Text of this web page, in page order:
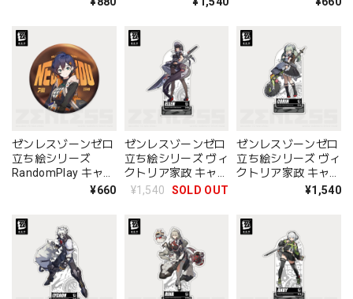
ゼンレスゾーンゼロ
立ち絵シリーズ
RandomPlay キャラ
¥660
ゼンレスゾーンゼロ
立ち絵シリーズ ヴィ
クトリア家政 キャラ
アクリルスタンド エ
¥1,540 SOLD OUT
ゼンレスゾーンゼロ
立ち絵シリーズ ヴィ
クトリア家政 キャラ
アクリルスタンド カ
¥1,540